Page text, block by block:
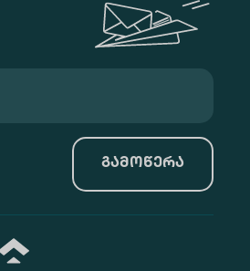
გამოწერა